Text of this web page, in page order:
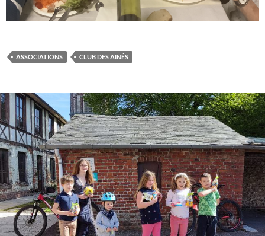
ASSOCIATIONS CLUB DES AINÉS